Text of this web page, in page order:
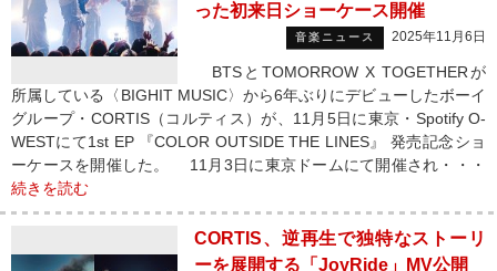
った初来日ショーケース開催
音楽ニュース 2025年11月6日
BTSとTOMORROW X TOGETHERが
所属している〈BIGHIT MUSIC〉から6年ぶりにデビューしたボーイ
グループ・CORTIS（コルティス）が、11月5日に東京・Spotify O-
WESTにて1st EP 『COLOR OUTSIDE THE LINES』 発売記念ショ
ーケースを開催した。 11月3日に東京ドームにて開催され・・・
続きを読む
CORTIS、逆再生で独特なストーリ
ーを展開する「JoyRide」MV公開